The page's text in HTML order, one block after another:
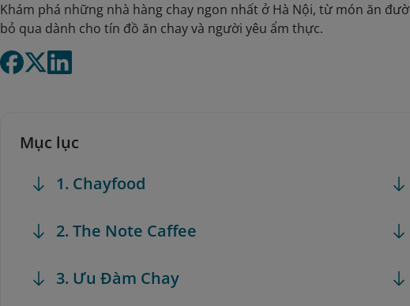
Khám phá những nhà hàng chay ngon nhất ở Hà Nội, từ món ăn
bỏ qua dành cho tín đồ ăn chay và người yêu ẩm thực.
Mục lục
1. Chayfood
2. The Note Caffee
3. Ưu Đàm Chay